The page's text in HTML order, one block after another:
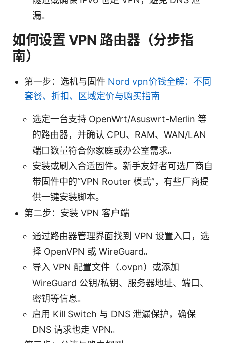
漏。
如何设置 VPN 路由器（分步指
南）
第一步：选机与固件 Nord vpn价钱全解：不同
套餐、折扣、区域定价与购买指南
选定一台支持 OpenWrt/Asuswrt-Merlin 等
的路由器，并确认 CPU、RAM、WAN/LAN
端口数量符合你家庭或办公室需求。
安装或刷入合适固件。新手友好者可选厂商自
带固件中的“VPN Router 模式”，有些厂商提
供一键安装脚本。
第二步：安装 VPN 客户端
通过路由器管理界面找到 VPN 设置入口，选
择 OpenVPN 或 WireGuard。
导入 VPN 配置文件（.ovpn）或添加
WireGuard 公钥/私钥、服务器地址、端口、
密钥等信息。
启用 Kill Switch 与 DNS 泄漏保护，确保
DNS 请求也走 VPN。